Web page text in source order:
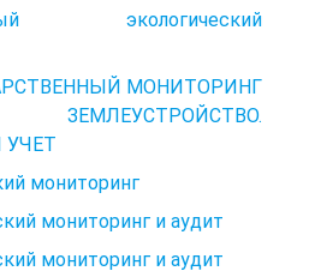
экологический
МОНИТОРИНГ
мониторинг
мониторинг и аудит
мониторинг и аудит